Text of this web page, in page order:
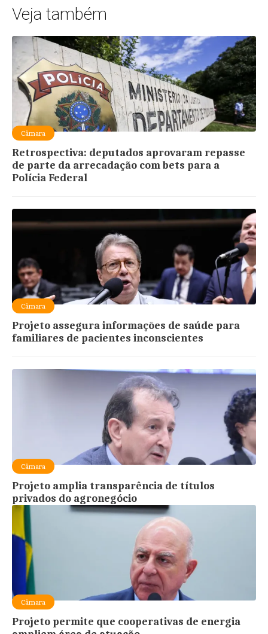
Veja também
Câmara
Retrospectiva: deputados aprovaram repasse
de parte da arrecadação com bets para a
Polícia Federal
Câmara
Projeto assegura informações de saúde para
familiares de pacientes inconscientes
Câmara
Projeto amplia transparência de títulos
privados do agronegócio
Câmara
Projeto permite que cooperativas de energia